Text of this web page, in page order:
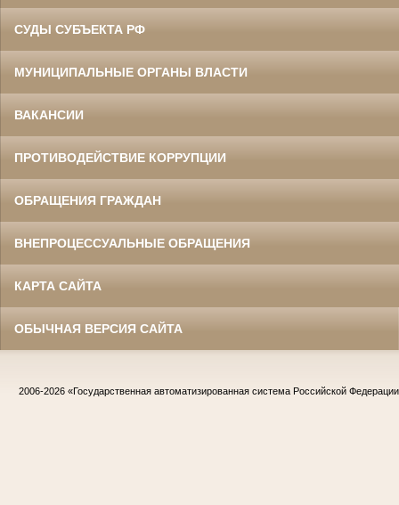
СУДЫ СУБЪЕКТА РФ
МУНИЦИПАЛЬНЫЕ ОРГАНЫ ВЛАСТИ
ВАКАНСИИ
ПРОТИВОДЕЙСТВИЕ КОРРУПЦИИ
ОБРАЩЕНИЯ ГРАЖДАН
ВНЕПРОЦЕССУАЛЬНЫЕ ОБРАЩЕНИЯ
КАРТА САЙТА
ОБЫЧНАЯ ВЕРСИЯ САЙТА
2006-2026 «Государственная автоматизированная система Российской